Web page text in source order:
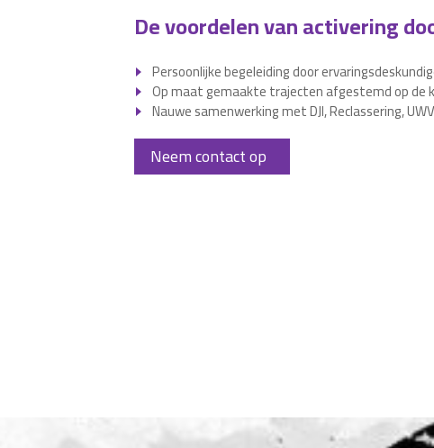
De voordelen van activering
Persoonlijke begeleiding door
Op maat gemaakte trajecten afgestemd op de
Nauwe samenwerking met DJI, Reclassering,
Neem contact op